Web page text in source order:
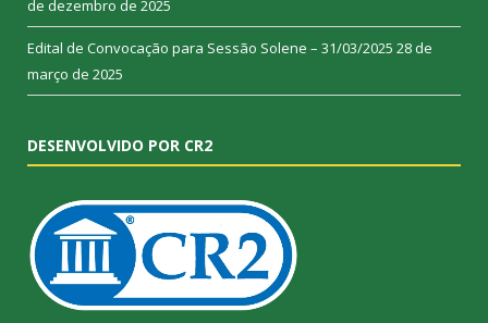
de dezembro de 2025
Edital de Convocação para Sessão Solene – 31/03/2025 28 de
março de 2025
DESENVOLVIDO POR CR2